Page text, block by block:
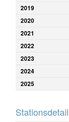
2019
2020
2021
2022
2023
2024
2025